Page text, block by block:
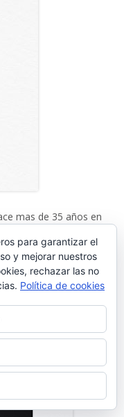
mas de 35 años en
tecnologías, es
informáticas y
para garantizar el
y mejorar nuestros
rechazar las no
Política de cookies